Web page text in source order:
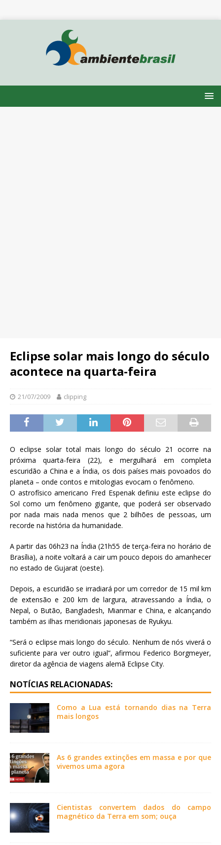
Eclipse solar mais longo do século
acontece na quarta-feira
21/07/2009 clipping
O eclipse solar total mais longo do século 21 ocorre na
próxima quarta-feira (22), e mergulhará em completa
escuridão a China e a Índia, os dois países mais povoados do
planeta – onde contos e mitologias evocam o fenômeno.
O astrofísico americano Fred Espenak definiu este eclipse do
Sol como um fenômeno gigante, que poderá ser observado
por nada mais nada menos que 2 bilhões de pessoas, um
recorde na história da humanidade.
A partir das 06h23 na Índia (21h55 de terça-feira no horário de
Brasília), a noite voltará a cair um pouco depois do amanhecer
no estado de Gujarat (oeste).
Depois, a escuridão se irradiará por um corredor de 15 mil km
de extensão e 200 km de largura, atravessando a Índia, o
Nepal, o Butão, Bangladesh, Mianmar e China, e alcançando
também as ilhas meridionais japonesas de Ryukyu.
“Será o eclipse mais longo do século. Nenhum de nós viverá o
suficiente para ver outro igual”, afirmou Federico Borgmeyer,
diretor da agência de viagens alemã Eclipse City.
NOTÍCIAS RELACIONADAS:
Como a Lua está tornando dias na Terra
mais longos
As 6 grandes extinções em massa e por que
vivemos uma agora
Cientistas convertem dados do campo
magnético da Terra em som; ouça